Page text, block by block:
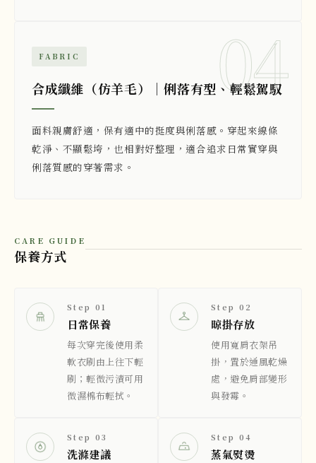
04
FABRIC
合成纖維（仿羊毛）｜俐落有型、輕鬆駕馭
面料親膚舒適，保有適中的挺度與俐落感。穿起來線條
乾淨、不顯鬆垮，也相對好整理，適合追求日常實穿與
俐落質感的穿著需求。
CARE GUIDE
保養方式
Step 01
日常保養
每次穿完後使用柔
軟衣刷由上往下輕
刷；輕微污漬可用
微濕棉布輕拭。
Step 02
晾掛存放
使用寬肩衣架吊
掛，置於通風乾燥
處，避免肩部變形
與發霉。
Step 03
洗滌建議
Step 04
蒸氣熨燙